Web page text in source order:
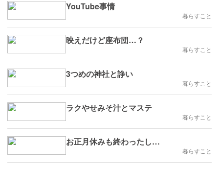
YouTube事情
暮らすこと
映えだけど座布団…？
暮らすこと
3つめの神社と諍い
暮らすこと
ラクやせみそ汁とマステ
暮らすこと
お正月休みも終わったし…
暮らすこと